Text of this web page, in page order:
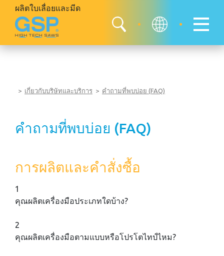
ผลิตใบเลื่อยและมีด
เกี่ยวกับบริษัทและบริการ คำถามที่พบบ่อย (FAQ)
คำถามที่พบบ่อย (FAQ)
การผลิตและคำสั่งซื้อ
1
คุณผลิตเครื่องมือประเภทใดบ้าง?
2
คุณผลิตเครื่องมือตามแบบหรือโปรโตไทป์ไหม?